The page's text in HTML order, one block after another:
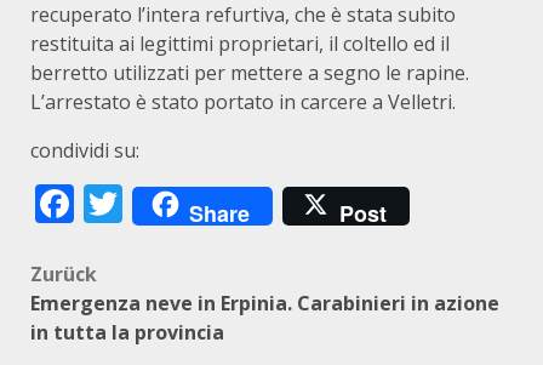
recuperato l’intera refurtiva, che è stata subito
restituita ai legittimi proprietari, il coltello ed il
berretto utilizzati per mettere a segno le rapine.
L’arrestato è stato portato in carcere a Velletri.
condividi su:
Facebook
Twitter
Share Post
Beitragsnavigation
Zurück
Emergenza neve in Erpinia. Carabinieri in azione
in tutta la provincia